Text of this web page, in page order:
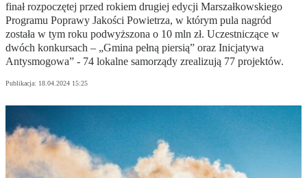
finał rozpoczętej przed rokiem drugiej edycji Marszałkowskiego
Programu Poprawy Jakości Powietrza, w którym pula nagród
została w tym roku podwyższona o 10 mln zł. Uczestniczące w
dwóch konkursach – „Gmina pełną piersią” oraz Inicjatywa
Antysmogowa” - 74 lokalne samorządy zrealizują 77 projektów.
Publikacja: 18.04.2024 15:25